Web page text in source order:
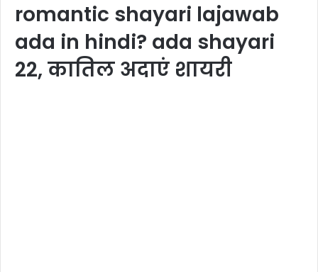
romantic shayari lajawab
ada in hindi? ada shayari
22, कातिल अदाएं शायरी